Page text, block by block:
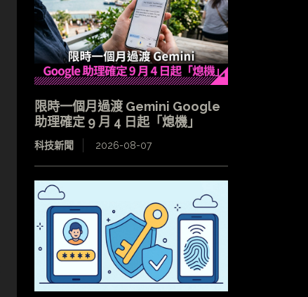
限時一個月過渡 Gemini Google
助理確定 9 月 4 日起「熄機」
科技新聞 2026-08-07